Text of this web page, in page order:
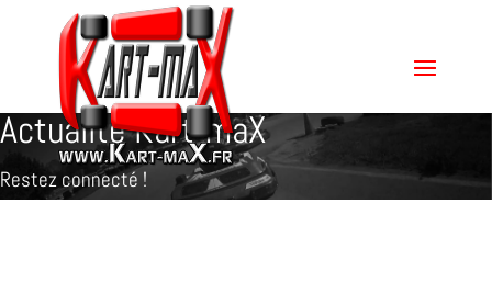
Actualité Kart-maX
Restez connecté !